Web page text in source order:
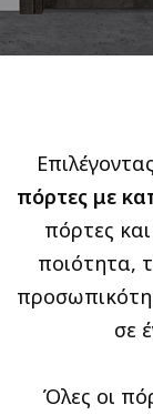
Επιλέγοντας
πόρτες με
πόρτες
ποιότητα,
σε
Όλες οι